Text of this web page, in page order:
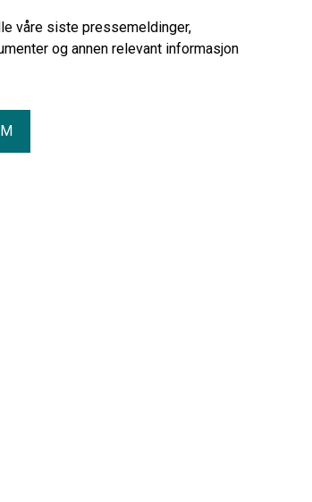
våre siste pressemeldinger,
og annen relevant informasjon